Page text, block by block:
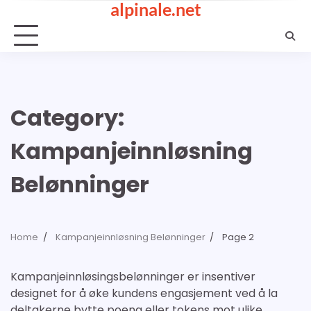
content
alpinale.net
Category:
Kampanjeinnløsning
Belønninger
Home Kampanjeinnløsning Belønninger Page 2
Kampanjeinnløsingsbelønninger er insentiver
designet for å øke kundens engasjement ved å la